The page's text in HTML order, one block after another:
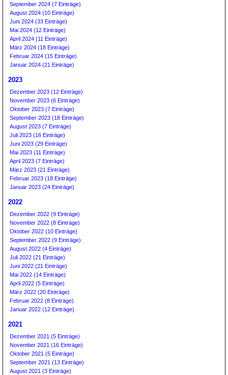
September 2024 (7 Einträge)
August 2024 (10 Einträge)
Juni 2024 (33 Einträge)
Mai 2024 (12 Einträge)
April 2024 (11 Einträge)
März 2024 (18 Einträge)
Februar 2024 (15 Einträge)
Januar 2024 (21 Einträge)
2023
Dezember 2023 (12 Einträge)
November 2023 (6 Einträge)
Oktober 2023 (7 Einträge)
September 2023 (18 Einträge)
August 2023 (7 Einträge)
Juli 2023 (16 Einträge)
Juni 2023 (29 Einträge)
Mai 2023 (11 Einträge)
April 2023 (7 Einträge)
März 2023 (21 Einträge)
Februar 2023 (18 Einträge)
Januar 2023 (24 Einträge)
2022
Dezember 2022 (9 Einträge)
November 2022 (8 Einträge)
Oktober 2022 (10 Einträge)
September 2022 (9 Einträge)
August 2022 (4 Einträge)
Juli 2022 (21 Einträge)
Juni 2022 (21 Einträge)
Mai 2022 (14 Einträge)
April 2022 (5 Einträge)
März 2022 (20 Einträge)
Februar 2022 (8 Einträge)
Januar 2022 (12 Einträge)
2021
Dezember 2021 (5 Einträge)
November 2021 (16 Einträge)
Oktober 2021 (5 Einträge)
September 2021 (13 Einträge)
August 2021 (3 Einträge)